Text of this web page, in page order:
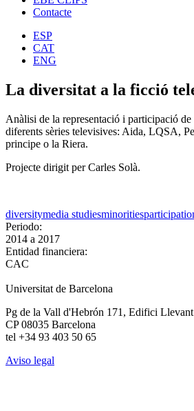
Contacte
ESP
CAT
ENG
La diversitat a la ficció
Anàlisi de la representació i participació
diferents sèries televisives: Aida, LQSA,
principe o la Riera.
Projecte dirigit per Carles Solà.
diversitymedia studiesminorities
Periodo:
2014 a 2017
Entidad financiera:
CAC
Universitat de Barcelona
Pg de la Vall d'Hebrón 171, Edifici
CP 08035 Barcelona
tel +34 93 403 50 65
Aviso legal